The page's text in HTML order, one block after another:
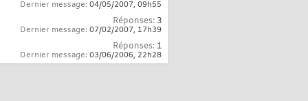
Dernier message: 04/05/2007, 09h55
Réponses: 3
Dernier message: 07/02/2007, 17h39
Réponses: 1
Dernier message: 03/06/2006, 22h28